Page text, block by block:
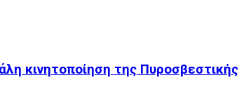
κινητοποίηση της Πυροσβεστικής